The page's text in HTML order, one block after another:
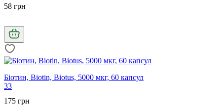
58 грн
Біотин, Biotin, Biotus, 5000 мкг, 60 капсул
33
175 грн